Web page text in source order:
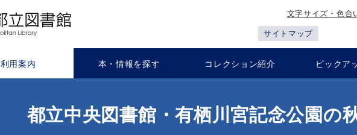
文字サイズ・色合
サイトマップ
利用案内 本・情報を探す コレクション紹介 ピックア
都立中央図書館・有栖川宮記念公園の